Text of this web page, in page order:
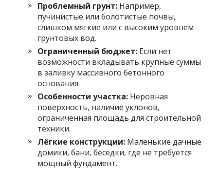
Проблемный грунт: Например,
пучинистые или болотистые почвы,
слишком мягкие или с высоким уровнем
грунтовых вод.
Ограниченный бюджет: Если нет
возможности вкладывать крупные суммы
в заливку массивного бетонного
основания.
Особенности участка: Неровная
поверхность, наличие уклонов,
ограниченная площадь для строительной
техники.
Лёгкие конструкции: Маленькие дачные
домики, бани, беседки, где не требуется
мощный фундамент.